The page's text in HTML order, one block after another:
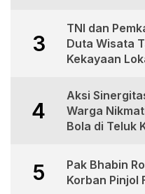
3
TNI dan
Duta Wisata
Kekayaan
4
Aksi
Warga
Bola di Teluk
5
Pak Bhabin
Korban Pinjol